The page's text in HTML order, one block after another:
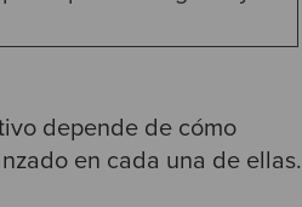
depende de cómo
en cada una de ellas.